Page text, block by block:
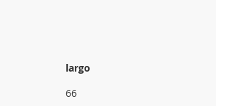
largo
66